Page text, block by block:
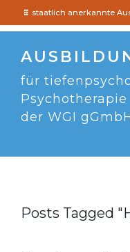
staatlich anerkannte
für
Psychotherapie
der WGI
Posts Tagged